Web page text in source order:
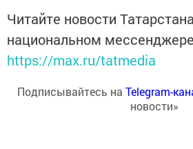
Читайте новости
национальном
https://max.ru/tatmedia
Подписывайтесь на Telegram-
новости»